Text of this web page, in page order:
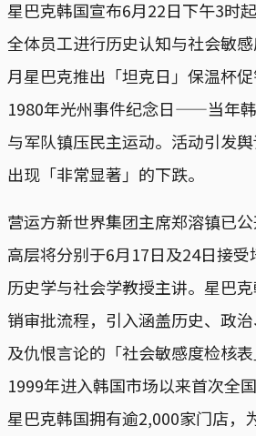
星巴克韩国宣布6月22日下午3时
全体员工进行历史认知与社会敏
月星巴克推出「坦克日」保温杯
1980年光州事件纪念日——当年
与军队镇压民主运动。活动引发
出现「非常显著」的下跌。
营运方新世界集团主席郑溶镇已
高层将分别于6月17日及24日接
历史学与社会学教授主讲。星巴
销审批流程，引入涵盖历史、政
及仇恨言论的「社会敏感度检核
1999年进入韩国市场以来首次全
星巴克韩国拥有逾2,000家门店，